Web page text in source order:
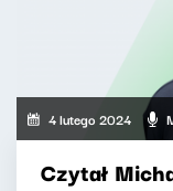
4 lutego 2024
Czytał